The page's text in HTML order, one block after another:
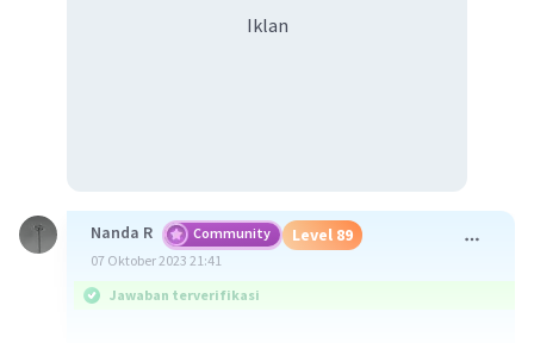
Iklan
Nanda R Community Level 89
07 Oktober 2023 21:41
Jawaban terverifikasi